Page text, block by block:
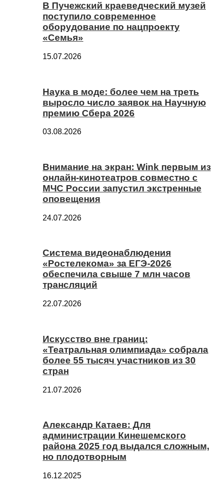
В Пучежский краеведческий музей
поступило современное
оборудование по нацпроекту
«Семья»
15.07.2026
Наука в моде: более чем на треть
выросло число заявок на Научную
премию Сбера 2026
03.08.2026
Внимание на экран: Wink первым из
онлайн-кинотеатров совместно с
МЧС России запустил экстренные
оповещения
24.07.2026
Система видеонаблюдения
«Ростелекома» за ЕГЭ-2026
обеспечила свыше 7 млн часов
трансляций
22.07.2026
Искусство вне границ:
«Театральная олимпиада» собрала
более 55 тысяч участников из 30
стран
21.07.2026
Александр Катаев: Для
администрации Кинешемского
района 2025 год выдался сложным,
но плодотворным
16.12.2025